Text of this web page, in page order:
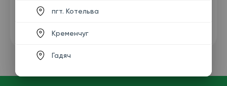
пгт. Котельва
Кременчуг
Гадяч